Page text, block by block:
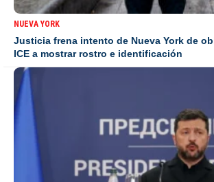
NUEVA YORK
Justicia frena intento de Nueva York de
ICE a mostrar rostro e identificación